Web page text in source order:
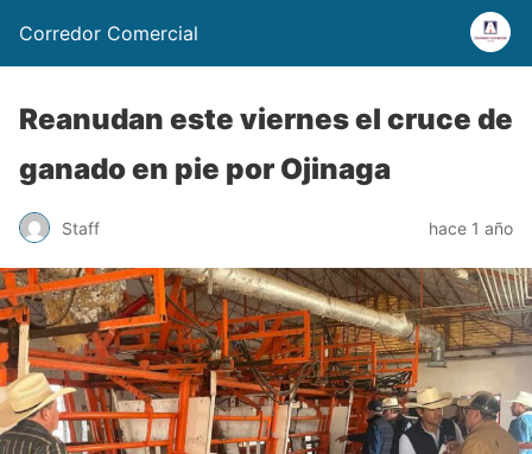
Corredor Comercial
Reanudan este viernes el cruce de
ganado en pie por Ojinaga
Staff hace 1 año